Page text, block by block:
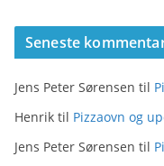
Seneste
Jens Peter Sørensen til
Henrik til Pizzaovn og
Jens Peter Sørensen til